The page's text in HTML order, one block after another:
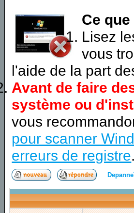
Ce
Lisez
vous
l'aide de la part
Avant de faire
système ou
vous
pour scanner
erreurs de registre.